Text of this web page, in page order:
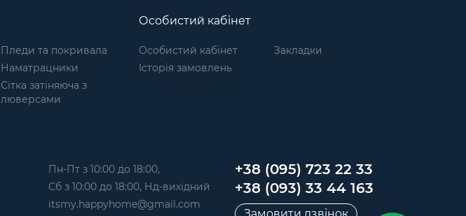
Пледи та покривала
Наматрацники
Сітка затіняюча з
люверсами
Особистий кабінет
Особистий кабінет
Історія замовлень
Закладки
Пн-Пт з 10:00 до 18:00,
Сб з 10:00 до 18:00, Нд-вихідний
itsmy.happyhome@gmail.com
+38 (095) 723 22 33
+38 (093) 33 44 163